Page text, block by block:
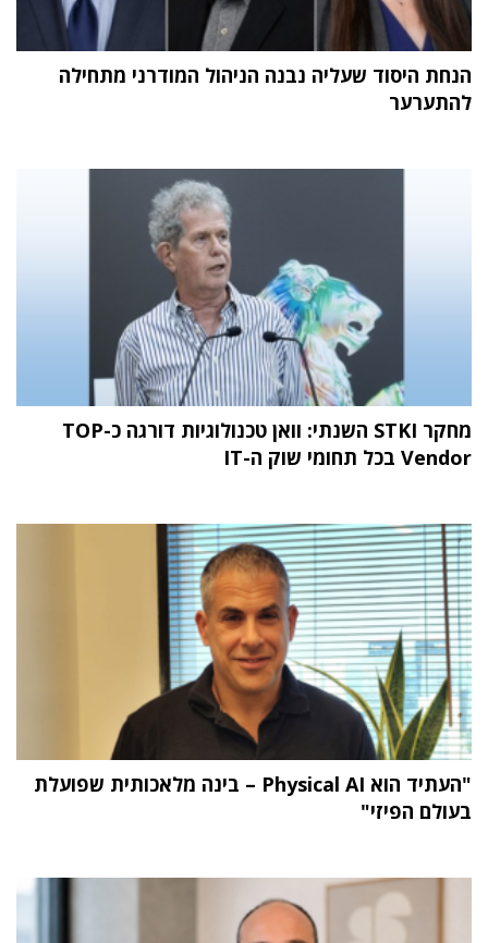
הנחת היסוד שעליה נבנה הניהול המודרני מתחילה
להתערער
מחקר STKI השנתי: וואן טכנולוגיות דורגה כ-TOP
Vendor בכל תחומי שוק ה-IT
"העתיד הוא Physical AI – בינה מלאכותית שפועלת
בעולם הפיזי"